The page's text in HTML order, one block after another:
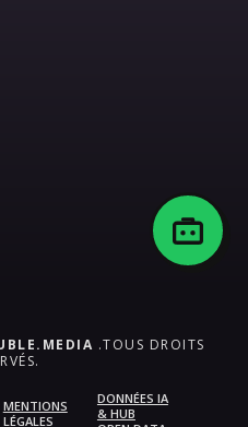
.TOUS DROITS
MENTIONS
LÉGALES
DONNÉES IA
& HUB